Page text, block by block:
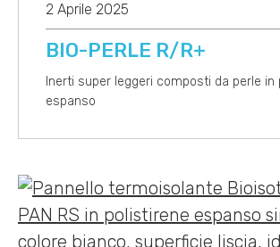
2 Aprile 2025
BIO-PERLE R/R+
Inerti super leggeri composti da perle in
espanso